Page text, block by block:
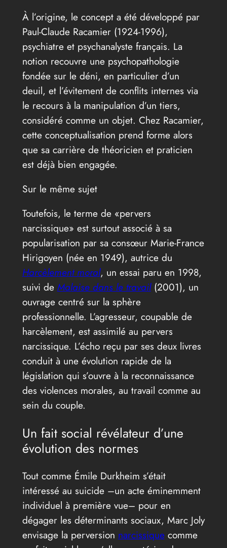
À l’origine, le concept a été développé par
Paul-Claude Racamier (1924-1996),
psychiatre et psychanalyste français. La
notion recouvre une psychopathologie
fondée sur le déni, en particulier d’un
deuil, et l’évitement de conflits internes via
le recours à la manipulation d’un tiers,
considéré comme un objet. Chez Racamier,
cette conceptualisation prend forme alors
que sa carrière de théoricien et praticien
est déjà bien engagée.
Sur le même sujet
Toutefois, le terme de «pervers
narcissique» est surtout associé à sa
popularisation par sa consœur Marie-France
Hirigoyen (née en 1949), autrice du
Harcèlement moral, un essai paru en 1998,
suivi de Malaise dans le travail(2001), un
ouvrage centré sur la sphère
professionnelle. L’agresseur, coupable de
harcèlement, est assimilé au pervers
narcissique. L’écho reçu par ses deux livres
conduit à une évolution rapide de la
législation qui s’ouvre à la reconnaissance
des violences morales, au travail comme au
sein du couple.
Un fait social révélateur d’une
évolution des normes
Tout comme Émile Durkheim s’était
intéressé au suicide –un acte éminemment
individuel à première vue– pour en
dégager les déterminants sociaux, Marc Joly
envisage la perversion narcissiquecomme